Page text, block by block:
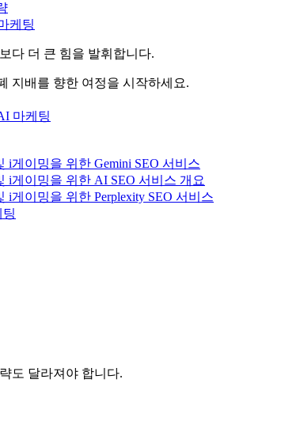
케팅
다 더 큰 힘을 발휘합니다.
지배를 향한 여정을 시작하세요.
마케팅
i게이밍을 위한 Gemini SEO 서비스
i게이밍을 위한 AI SEO 서비스 개요
i게이밍을 위한 Perplexity SEO 서비스
도 달라져야 합니다.